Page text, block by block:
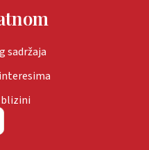
sadržaja
blizini